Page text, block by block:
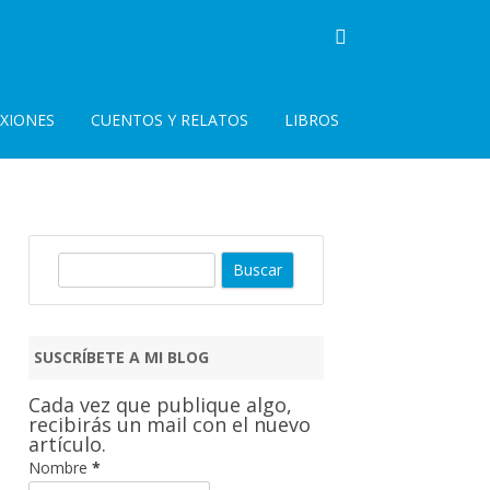
CUENTOS Y RELATOS LIBROS
a
r
SUSCRÍBETE A MI BLOG
Cada vez que publique algo,
recibirás un mail con el nuevo
artículo.
Nombre *